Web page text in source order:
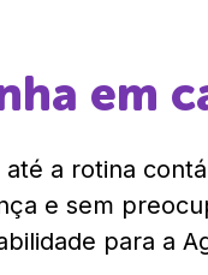
em
a rotina
e sem
para a